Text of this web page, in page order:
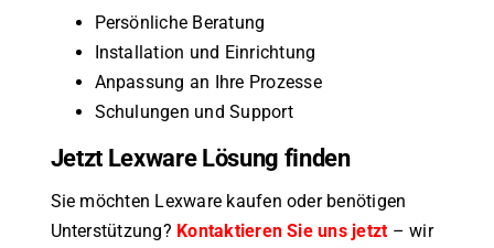
Persönliche Beratung
Installation und Einrichtung
Anpassung an Ihre Prozesse
Schulungen und Support
Jetzt Lexware Lösung finden
Sie möchten Lexware kaufen oder benötigen
Unterstützung? Kontaktieren Sie uns jetzt – wir